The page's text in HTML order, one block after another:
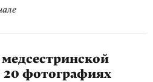
фотографиях